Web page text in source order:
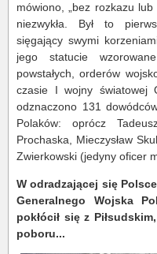
mówiono, „bez rozkazu
niezwykła. Był to
sięgający swymi
jego statucie
powstałych, orderów
czasie I wojny światowej
odznaczono 131
Polaków: oprócz
Prochaska, Mieczysław
Zwierkowski (jedyny oficer
W odradzającej się
Generalnego Wojska
pokłócił się z
poboru...